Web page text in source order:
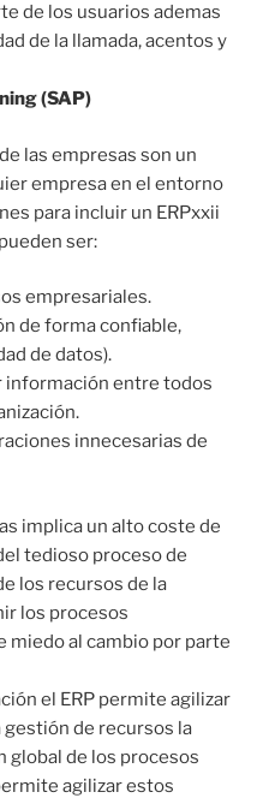
de los usuarios ademas
de la llamada, acentos y
(SAP)
las empresas son un
empresa en el entorno
para incluir un ERPxxii
ser:
empresariales.
de forma confiable,
de datos).
información entre todos
innecesarias de
implica un alto coste de
tedioso proceso de
los recursos de la
los procesos
miedo al cambio por parte
el ERP permite agilizar
gestión de recursos la
global de los procesos
agilizar estos